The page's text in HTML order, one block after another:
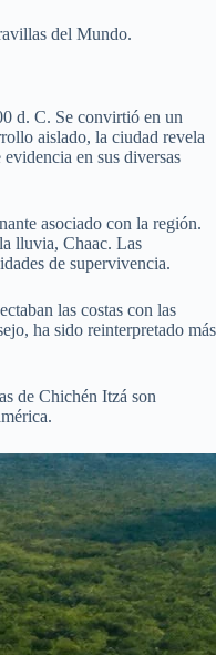
del Mundo.
d. C. Se convirtió en un
aislado, la ciudad revela
en sus diversas
asociado con la región.
lluvia, Chaac. Las
de supervivencia.
las costas con las
ha sido reinterpretado más
de Chichén Itzá son